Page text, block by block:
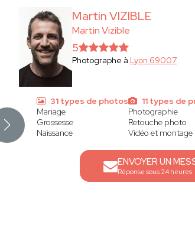
Martin VIZIBLE
Martin Vizible
5
Photographe à Lyon 69007
31 types de photos
Mariage
Grossesse
Naissance
11 types de
Photographie
Retouche photo
Vidéo et montage
ENVOYER UN
Réponse sous 24 heures